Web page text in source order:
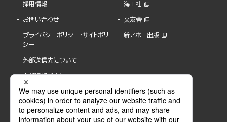
採用情報
お問い合わせ
プライバシーポリシー・サイトポリ
シー
外部送信先について
内部通報制度について
海王社
文友舎
新アポロ出版